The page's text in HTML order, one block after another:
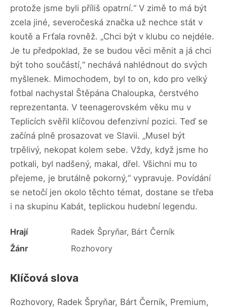
protože jsme byli příliš opatrní.“ V zimě to má být
zcela jiné, severočeská značka už nechce stát v
koutě a Frťala rovněž. „Chci být v klubu co nejdéle.
Je tu předpoklad, že se budou věci měnit a já chci
být toho součástí,“ nechává nahlédnout do svých
myšlenek. Mimochodem, byl to on, kdo pro velký
fotbal nachystal Štěpána Chaloupka, čerstvého
reprezentanta. V teenagerovském věku mu v
Teplicích svěřil klíčovou defenzivní pozici. Teď se
začíná plně prosazovat ve Slavii. „Musel být
trpělivý, nekopat kolem sebe. Vždy, když jsme ho
potkali, byl nadšený, makal, dřel. Všichni mu to
přejeme, je brutálně pokorný,“ vypravuje. Povídání
se netočí jen okolo těchto témat, dostane se třeba
i na skupinu Kabát, teplickou hudební legendu.
Hrají
Radek Špryňar, Bárt Černík
Žánr
Rozhovory
Klíčová slova
Rozhovory, Radek Špryňar, Bárt Černík, Premium,